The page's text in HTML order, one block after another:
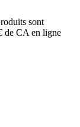
sont
de CA en ligne